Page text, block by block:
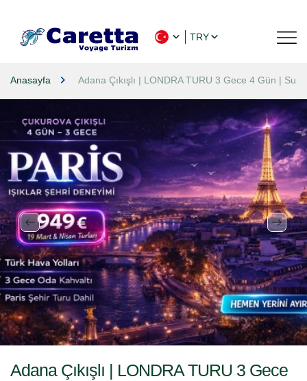
TRY
Anasayfa Adana Çıkışlı | LONDRA TURU 3 Gece 4 Gün |
Adana Çıkışlı | LONDRA TURU 3 Gece